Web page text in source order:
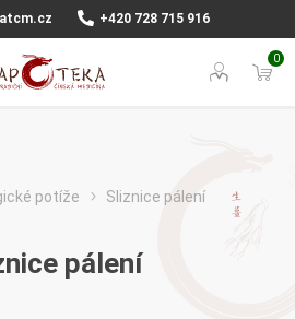
+420 728 715 916
0
potíže Sliznice pálení
pálení